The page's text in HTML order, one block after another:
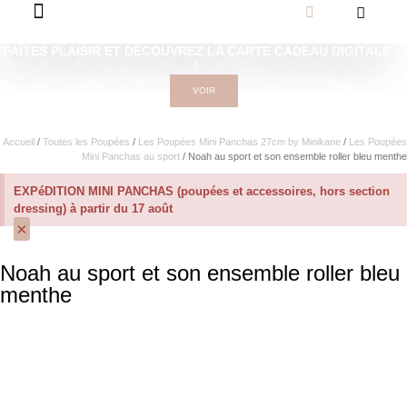
VOIR
Accueil / Toutes les Poupées / Les Poupées Mini Panchas 27cm by Minikane / Les Poupées
Mini Panchas au sport / Noah au sport et son ensemble roller bleu menthe
EXPéDITION MINI PANCHAS (poupées et accessoires, hors section
dressing) à partir du 17 août
×
Noah au sport et son ensemble roller bleu
menthe